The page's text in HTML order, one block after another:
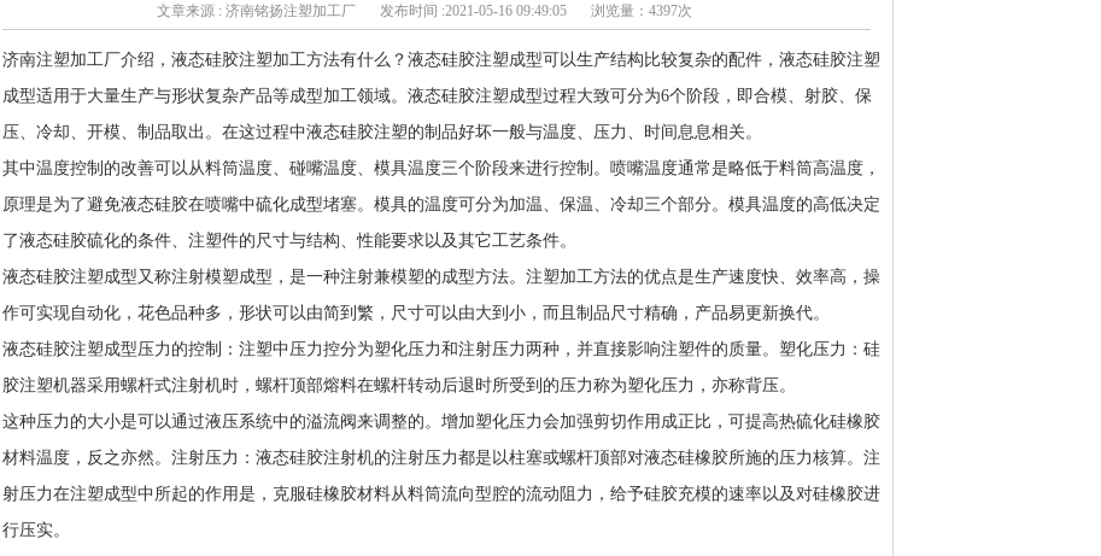
文章来源 : 济南铭扬注塑加工厂 发布时间 :2021-05-16 09:49:05 浏览量：4397次
济南注塑加工厂介绍，液态硅胶注塑加工方法有什么？液态硅胶注塑成型可以生产结构比较复杂的配件，液态硅胶注塑
成型适用于大量生产与形状复杂产品等成型加工领域。液态硅胶注塑成型过程大致可分为6个阶段，即合模、射胶、保
压、冷却、开模、制品取出。在这过程中液态硅胶注塑的制品好坏一般与温度、压力、时间息息相关。
其中温度控制的改善可以从料筒温度、碰嘴温度、模具温度三个阶段来进行控制。喷嘴温度通常是略低于料筒高温度，
原理是为了避免液态硅胶在喷嘴中硫化成型堵塞。模具的温度可分为加温、保温、冷却三个部分。模具温度的高低决定
了液态硅胶硫化的条件、注塑件的尺寸与结构、性能要求以及其它工艺条件。
液态硅胶注塑成型又称注射模塑成型，是一种注射兼模塑的成型方法。注塑加工方法的优点是生产速度快、效率高，操
作可实现自动化，花色品种多，形状可以由简到繁，尺寸可以由大到小，而且制品尺寸精确，产品易更新换代。
液态硅胶注塑成型压力的控制：注塑中压力控分为塑化压力和注射压力两种，并直接影响注塑件的质量。塑化压力：硅
胶注塑机器采用螺杆式注射机时，螺杆顶部熔料在螺杆转动后退时所受到的压力称为塑化压力，亦称背压。
这种压力的大小是可以通过液压系统中的溢流阀来调整的。增加塑化压力会加强剪切作用成正比，可提高热硫化硅橡胶
材料温度，反之亦然。注射压力：液态硅胶注射机的注射压力都是以柱塞或螺杆顶部对液态硅橡胶所施的压力核算。注
射压力在注塑成型中所起的作用是，克服硅橡胶材料从料筒流向型腔的流动阻力，给予硅胶充模的速率以及对硅橡胶进
行压实。